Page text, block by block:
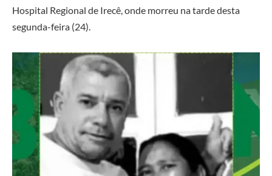
Hospital Regional de Irecê, onde morreu na tarde desta
segunda-feira (24).